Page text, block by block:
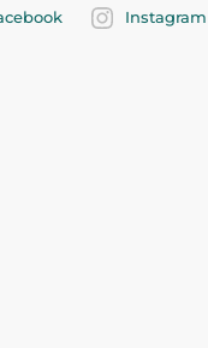
Instagram